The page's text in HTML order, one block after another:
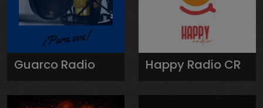
Guarco Radio Happy Radio CR